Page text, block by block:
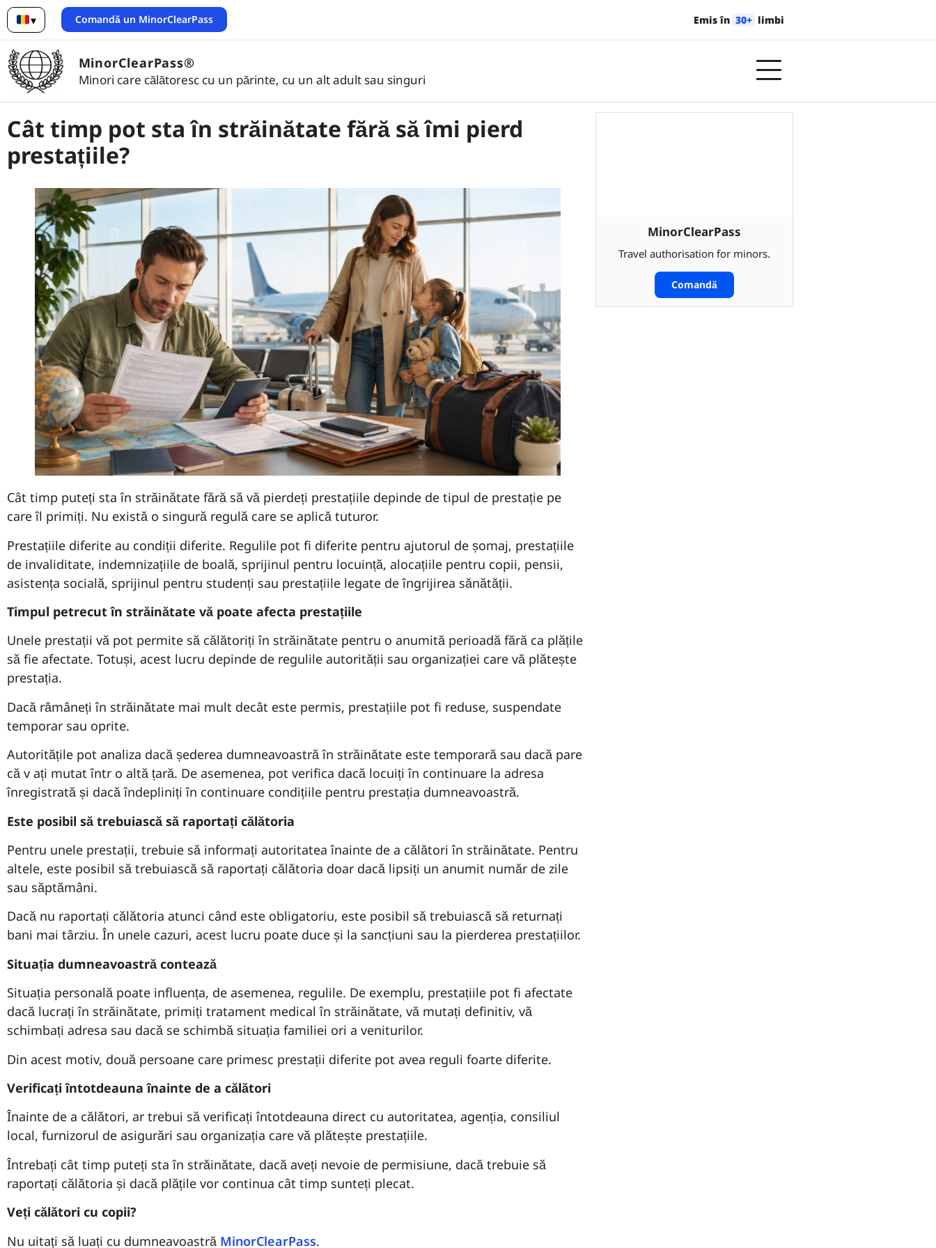
▾
Română
Comandă un MinorClearPass Emis în 30+ limbi
MinorClearPass®
Minori care călătoresc cu un părinte, cu un alt adult sau singuri
Cât timp pot sta în străinătate fără să îmi pierd
prestațiile?
Cât timp puteți sta în străinătate fără să vă pierdeți prestațiile depinde de tipul de prestație pe
care îl primiți. Nu există o singură regulă care se aplică tuturor.
Prestațiile diferite au condiții diferite. Regulile pot fi diferite pentru ajutorul de șomaj, prestațiile
de invaliditate, indemnizațiile de boală, sprijinul pentru locuință, alocațiile pentru copii, pensii,
asistența socială, sprijinul pentru studenți sau prestațiile legate de îngrijirea sănătății.
Timpul petrecut în străinătate vă poate afecta prestațiile
Unele prestații vă pot permite să călătoriți în străinătate pentru o anumită perioadă fără ca plățile
să fie afectate. Totuși, acest lucru depinde de regulile autorității sau organizației care vă plătește
prestația.
Dacă rămâneți în străinătate mai mult decât este permis, prestațiile pot fi reduse, suspendate
temporar sau oprite.
Autoritățile pot analiza dacă șederea dumneavoastră în străinătate este temporară sau dacă pare
că v ați mutat într o altă țară. De asemenea, pot verifica dacă locuiți în continuare la adresa
înregistrată și dacă îndepliniți în continuare condițiile pentru prestația dumneavoastră.
Este posibil să trebuiască să raportați călătoria
Pentru unele prestații, trebuie să informați autoritatea înainte de a călători în străinătate. Pentru
altele, este posibil să trebuiască să raportați călătoria doar dacă lipsiți un anumit număr de zile
sau săptămâni.
Dacă nu raportați călătoria atunci când este obligatoriu, este posibil să trebuiască să returnați
bani mai târziu. În unele cazuri, acest lucru poate duce și la sancțiuni sau la pierderea prestațiilor.
Situația dumneavoastră contează
Situația personală poate influența, de asemenea, regulile. De exemplu, prestațiile pot fi afectate
dacă lucrați în străinătate, primiți tratament medical în străinătate, vă mutați definitiv, vă
schimbați adresa sau dacă se schimbă situația familiei ori a veniturilor.
Din acest motiv, două persoane care primesc prestații diferite pot avea reguli foarte diferite.
Verificați întotdeauna înainte de a călători
Înainte de a călători, ar trebui să verificați întotdeauna direct cu autoritatea, agenția, consiliul
local, furnizorul de asigurări sau organizația care vă plătește prestațiile.
Întrebați cât timp puteți sta în străinătate, dacă aveți nevoie de permisiune, dacă trebuie să
raportați călătoria și dacă plățile vor continua cât timp sunteți plecat.
Veți călători cu copii?
Nu uitați să luați cu dumneavoastră MinorClearPass.
MinorClearPass
Travel authorisation for minors.
Comandă